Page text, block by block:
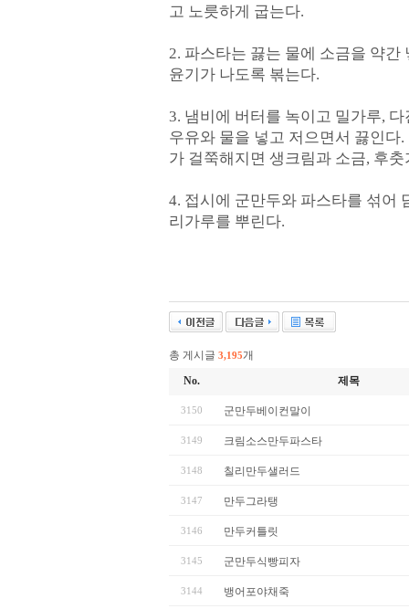
고 노릇하게 굽는다.
2. 파스타는 끓는 물에 소금을 약
윤기가 나도록 볶는다.
3. 냄비에 버터를 녹이고 밀가루,
우유와 물을 넣고 저으면서 끓인다
가 걸쭉해지면 생크림과 소금, 후
4. 접시에 군만두와 파스타를 섞어
리가루를 뿌린다.
총 게시글 3,195개
No.
제목
3150 군만두베이컨말이
3149 크림소스만두파스타
3148 칠리만두샐러드
3147 만두그라탱
3146 만두커틀릿
3145 군만두식빵피자
3144 뱅어포야채죽